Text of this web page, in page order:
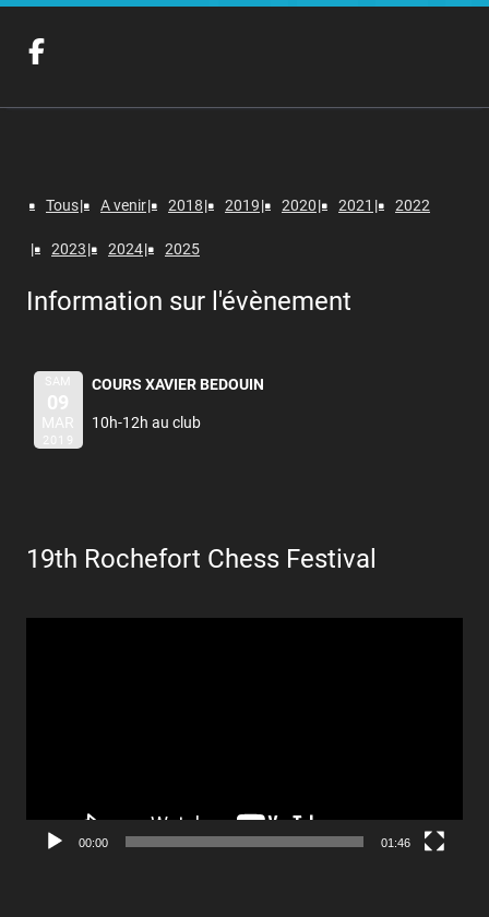
Tous A venir 2018 2019 2020 2021 2022
2023 2024 2025
Information sur l'évènement
SAM
09
MAR
2019
COURS XAVIER BEDOUIN
10h-12h au club
19th Rochefort Chess Festival
00:00 01:46